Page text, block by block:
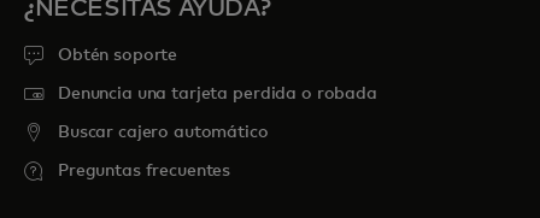
¿NECESITAS AYUDA?
Obtén soporte
Denuncia una tarjeta perdida o robada
Buscar cajero automático
Preguntas frecuentes